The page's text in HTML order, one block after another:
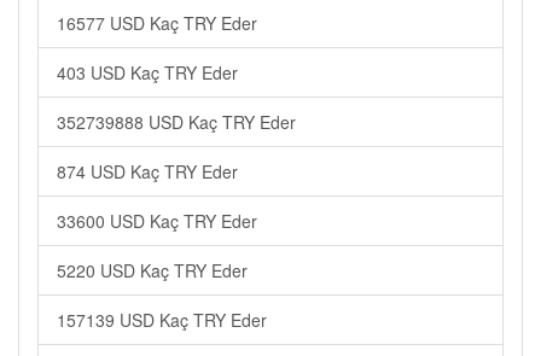
16577 USD Kaç TRY Eder
403 USD Kaç TRY Eder
352739888 USD Kaç TRY Eder
874 USD Kaç TRY Eder
33600 USD Kaç TRY Eder
5220 USD Kaç TRY Eder
157139 USD Kaç TRY Eder